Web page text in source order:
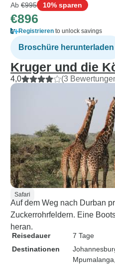
Ab €995 10% sparen
€896
Registrieren to unlock savings
Broschüre herunterladen
Kruger und die
4,0 (3
Safari
Auf dem Weg nach Durban
Zuckerrohrfeldern. Eine
heran.
Reisedauer
7 Tage
Destinationen
Mpumalanga